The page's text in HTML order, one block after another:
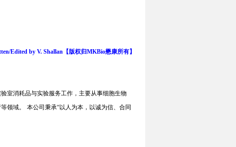
Edited by V. Shallan【版权归MKBio懋康所有】
室消耗品与实验服务工作，主要从事细胞生物
领域。
本公司秉承“以人为本，以诚为信、合同